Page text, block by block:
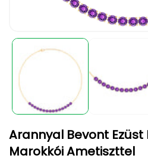
médiafájl
megnyitása
modális
Arannyal Bevont
Marokkói Ametiszttel